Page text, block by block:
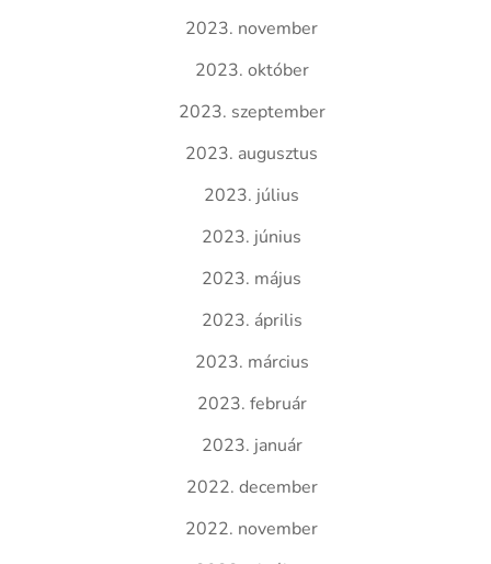
2023. november
2023. október
2023. szeptember
2023. augusztus
2023. július
2023. június
2023. május
2023. április
2023. március
2023. február
2023. január
2022. december
2022. november